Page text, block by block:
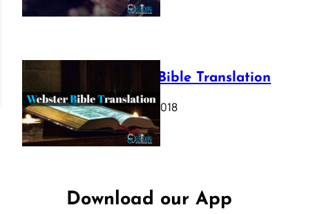
Webster Bible Translation
October 11, 2018
Download our App